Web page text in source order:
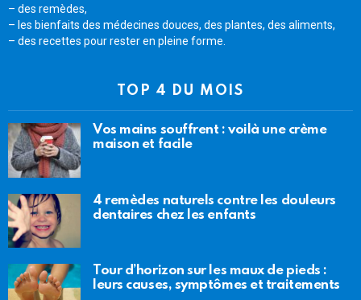
– des remèdes,
– les bienfaits des médecines douces, des plantes, des aliments,
– des recettes pour rester en pleine forme.
TOP 4 DU MOIS
Vos mains souffrent : voilà une crème
maison et facile
4 remèdes naturels contre les douleurs
dentaires chez les enfants
Tour d’horizon sur les maux de pieds :
leurs causes, symptômes et traitements